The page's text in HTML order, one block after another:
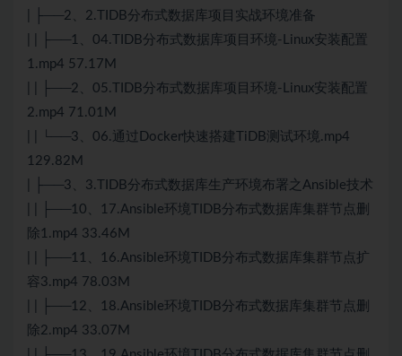
| ├──2、2.TIDB分布式数据库项目实战环境准备
| | ├──1、04.TIDB分布式数据库项目环境- Linux安装配置
1.mp4 57.17M
| | ├──2、05.TIDB分布式数据库项目环境- Linux安装配置
2.mp4 71.01M
| | └──3、06.通过 Docker快速搭建TiDB测试环境.mp4
129.82M
| ├──3、3.TIDB分布式数据库生产环境布署之Ansible技术
| | ├──10、17.Ansible环境TIDB分布式数据库集群节点删
除1.mp4 33.46M
| | ├──11、16.Ansible环境TIDB分布式数据库集群节点扩
容3.mp4 78.03M
| | ├──12、18.Ansible环境TIDB分布式数据库集群节点删
除2.mp4 33.07M